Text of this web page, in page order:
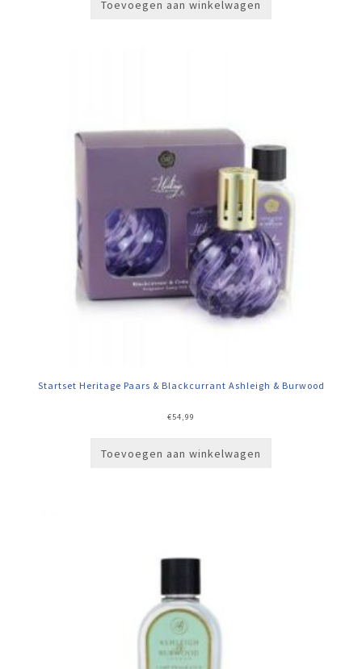
Toevoegen aan winkelwagen
Startset Heritage Paars & Blackcurrant Ashleigh & Burwood
€54,99
Toevoegen aan winkelwagen